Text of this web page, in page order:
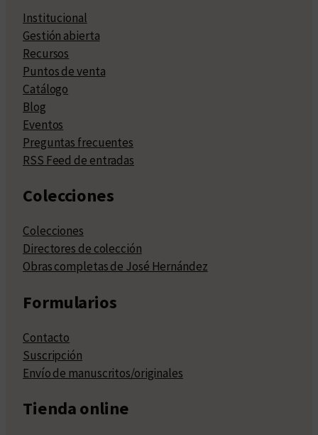
Institucional
Gestión abierta
Recursos
Puntos de venta
Catálogo
Blog
Eventos
Preguntas frecuentes
RSS Feed de entradas
Colecciones
Colecciones
Directores de colección
Obras completas de José Hernández
Formularios
Contacto
Suscripción
Envío de manuscritos/originales
Tienda online